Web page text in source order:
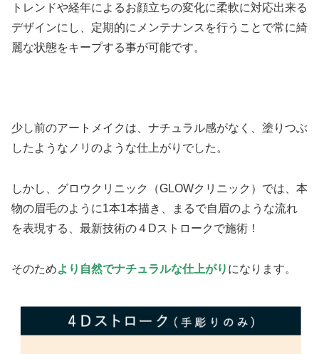
トレンドや経年によるお顔立ちの変化に柔軟に対応出来る
デザインにし、定期的にメンテナンスを行うことで常に綺
麗な状態をキープする事が可能です。
少し前のアートメイクは、ナチュラル感がなく、塗りつぶ
したようなノリのような仕上がりでした。
しかし、グロウクリニック（GLOWクリニック）では、本
物の眉毛のように1本1本描き、まるで自眉のような流れ
を表現する、最新技術の４Dストロークで施術！
そのためより自然でナチュラルな仕上がり になります。